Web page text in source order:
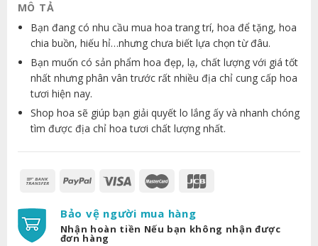
MÔ TẢ
Bạn đang có nhu cầu mua hoa trang trí, hoa để tặng, hoa
chia buồn, hiếu hỉ…nhưng chưa biết lựa chọn từ đâu.
Bạn muốn có sản phẩm hoa đẹp, lạ, chất lượng với giá tốt
nhất nhưng phân vân trước rất nhiều địa chỉ cung cấp hoa
tươi hiện nay.
Shop hoa sẽ giúp bạn giải quyết lo lắng ấy và nhanh chóng
tìm được địa chỉ hoa tươi chất lượng nhất.
Bảo vệ người mua hàng
Nhận hoàn tiền Nếu bạn không nhận được
đơn hàng